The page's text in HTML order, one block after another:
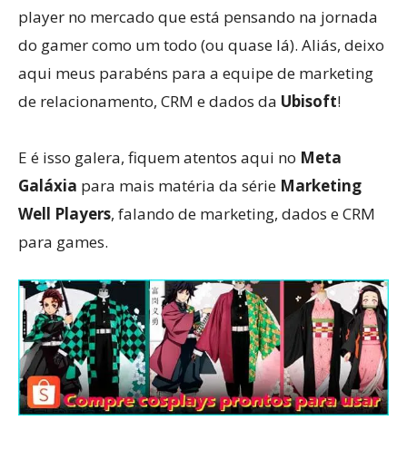
player no mercado que está pensando na jornada
do gamer como um todo (ou quase lá). Aliás, deixo
aqui meus parabéns para a equipe de marketing
de relacionamento, CRM e dados da Ubisoft!
E é isso galera, fiquem atentos aqui no Meta
Galáxia para mais matéria da série Marketing
Well Players, falando de marketing, dados e CRM
para games.